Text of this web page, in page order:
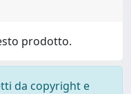
prodotto.
da copyright e